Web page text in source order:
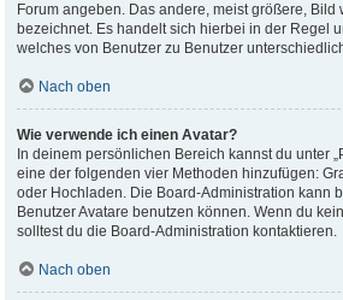
Forum angeben. Das andere, meist größere, Bild
bezeichnet. Es handelt sich hierbei in der Regel
welches von Benutzer zu Benutzer
Nach oben
Wie verwende ich einen Avatar?
In deinem persönlichen Bereich kannst du unter
eine der folgenden vier Methoden hinzufügen:
oder Hochladen. Die Board-Administration kann
Benutzer Avatare benutzen können. Wenn du
solltest du die Board-Administration kontaktieren.
Nach oben